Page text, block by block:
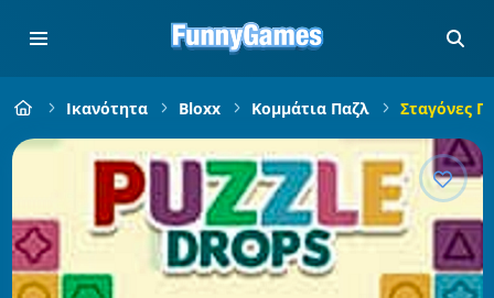
Ικανότητα Bloxx Κομμάτια Παζλ Σταγόνες